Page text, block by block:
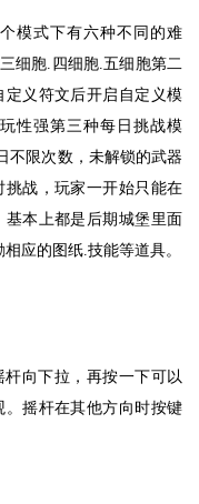
模式下有六种不同的难
细胞.四细胞.五细胞第二
义符文后开启自定义模
性强第三种每日挑战模
不限次数，未解锁的武器
战，玩家一开始只能在
本上都是后期城堡里面
应的图纸.技能等道具。
向下拉，再按一下可以
摇杆在其他方向时按键